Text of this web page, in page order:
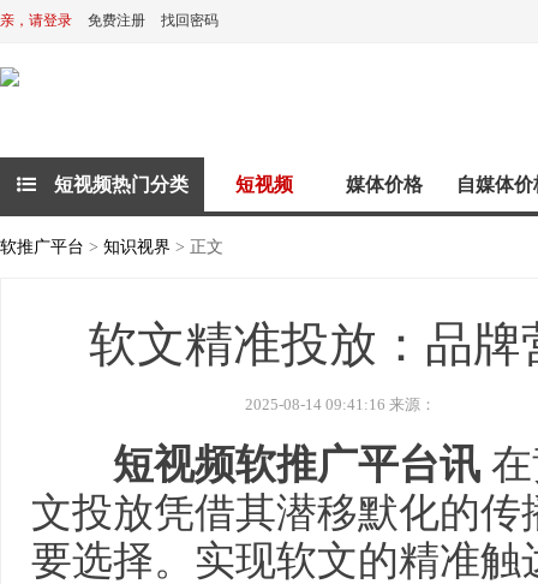
亲，请登录 免费注册 找回密码
短视频热门分类 短视频 媒体价格 自媒体价
软推广平台 > 知识视界 > 正文
软文精准投放：品
2025-08-14 09:41:16 来源：
短视频软推广平台讯
文投放凭借其潜移默化的
要选择。实现软文的精准